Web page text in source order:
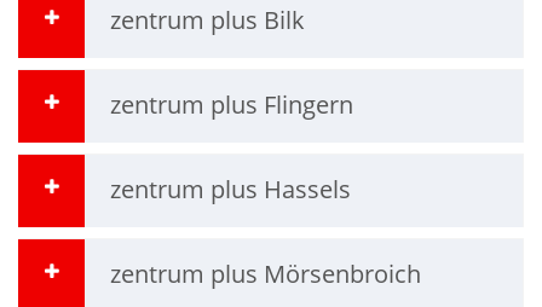
zentrum plus Bilk
zentrum plus Flingern
zentrum plus Hassels
zentrum plus Mörsenbroich